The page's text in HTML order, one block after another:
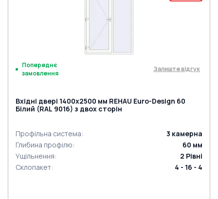
Попереднє
замовлення
Залиште відгук
Вхідні двері 1400x2500 мм REHAU Euro-Design 60
Білий (RAL 9016) з двох сторін
Профільна система: 3 камерна
Глибина профілю: 60 мм
Ущільнення: 2 Рівні
Склопакет: 4 - 16 - 4